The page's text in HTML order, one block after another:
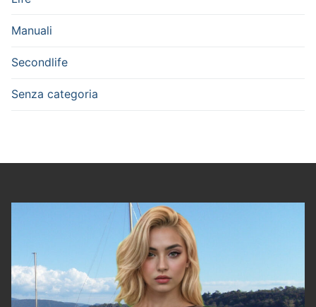
Manuali
Secondlife
Senza categoria